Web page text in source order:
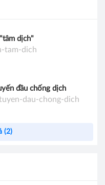
dịch"
tam-dich
đầu chống dịch
dau-chong-dich
(2)